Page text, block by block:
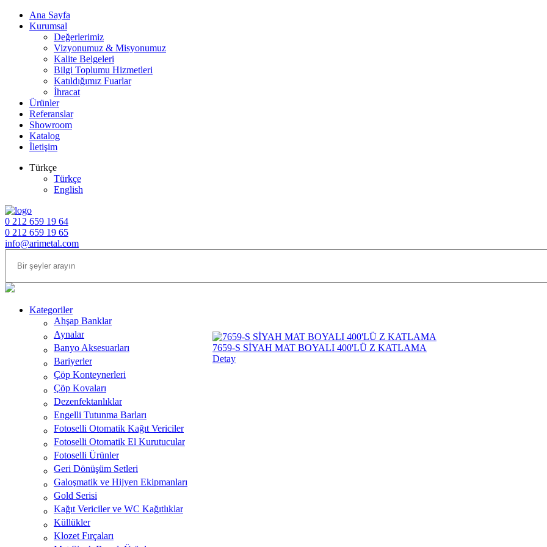
Ana Sayfa
Kurumsal
Değerlerimiz
Vizyonumuz & Misyonumuz
Kalite Belgeleri
Bilgi Toplumu Hizmetleri
Katıldığımız Fuarlar
İhracat
Ürünler
Referanslar
Showroom
Katalog
İletişim
Türkçe
Türkçe
English
0 212 659 19 64
0 212 659 19 65
info@arimetal.com
Kategoriler
Ahşap Banklar
Aynalar
Banyo Aksesuarları
Bariyerler
Çöp Konteynerleri
Çöp Kovaları
Dezenfektanlıklar
Engelli Tutunma Barları
Fotoselli Otomatik Kağıt Vericiler
Fotoselli Otomatik El Kurutucular
Fotoselli Ürünler
Geri Dönüşüm Setleri
Galoşmatik ve Hijyen Ekipmanları
Gold Serisi
Kağıt Vericiler ve WC Kağıtlıklar
Küllükler
Klozet Fırçaları
7659-S SİYAH MAT BOYALI 400'LÜ Z KATLAMA
Detay